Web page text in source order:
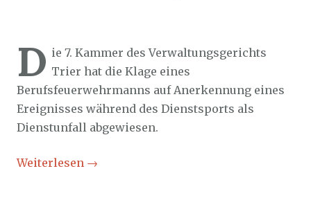
D ie 7. Kammer des Verwaltungsgerichts
Trier hat die Klage eines
Berufsfeuerwehrmanns auf Anerkennung eines
Ereignisses während des Dienstsports als
Dienstunfall abgewiesen.
Weiterlesen →